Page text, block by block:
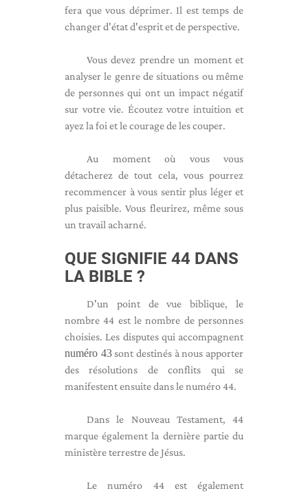
fera que vous déprimer. Il est temps de
changer d'état d'esprit et de perspective.
Vous devez prendre un moment et
analyser le genre de situations ou même
de personnes qui ont un impact négatif
sur votre vie. Écoutez votre intuition et
ayez la foi et le courage de les couper.
Au moment où vous vous
détacherez de tout cela, vous pourrez
recommencer à vous sentir plus léger et
plus paisible. Vous fleurirez, même sous
un travail acharné.
QUE SIGNIFIE 44 DANS
LA BIBLE ?
D'un point de vue biblique, le
nombre 44 est le nombre de personnes
choisies. Les disputes qui accompagnent
numéro 43sont destinés à nous apporter
des résolutions de conflits qui se
manifestent ensuite dans le numéro 44.
Dans le Nouveau Testament, 44
marque également la dernière partie du
ministère terrestre de Jésus.
Le numéro 44 est également